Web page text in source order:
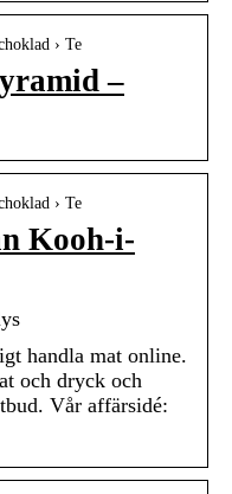
› Te
–
› Te
Kooh-i-
handla mat online.
och dryck och
Vår affärsidé: